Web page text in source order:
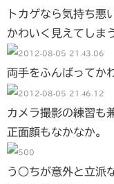
トカゲなら気持ち悪
かわいく見えてしま
両手をふんばってか
カメラ撮影の練習も
正面顔もなかなか。
う○ちが意外と立派